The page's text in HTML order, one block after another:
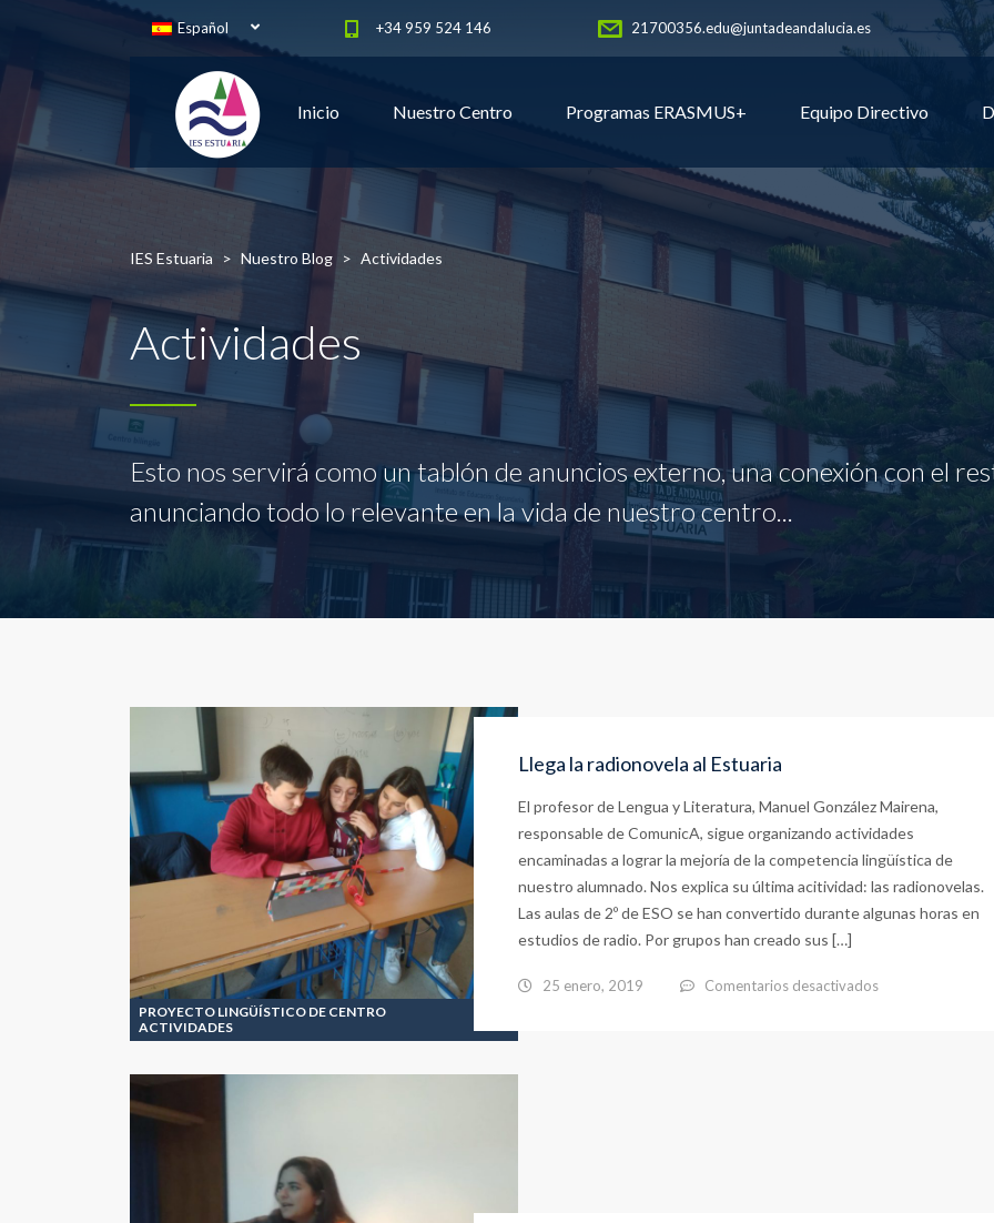
Español +34 959 524 146 21700356.edu@juntadeandalucia.es
Inicio Nuestro Centro Programas ERASMUS+ Equipo Directivo
IES Estuaria > Nuestro Blog > Actividades
Actividades
Esto nos servirá como un tablón de anuncios externo, una conexión con el
anunciando todo lo relevante en la vida de nuestro centro...
PROYECTO LINGÜÍSTICO DE CENTRO
ACTIVIDADES
Llega la radionovela al Estuaria
El profesor de Lengua y Literatura, Manuel González Mairena,
responsable de ComunicA, sigue organizando actividades
encaminadas a lograr la mejoría de la competencia lingüística de
nuestro alumnado. Nos explica su última acitividad: las radionovelas.
Las aulas de 2º de ESO se han convertido durante algunas horas en
estudios de radio. Por grupos han creado sus […]
25 enero, 2019 Comentarios desactivados